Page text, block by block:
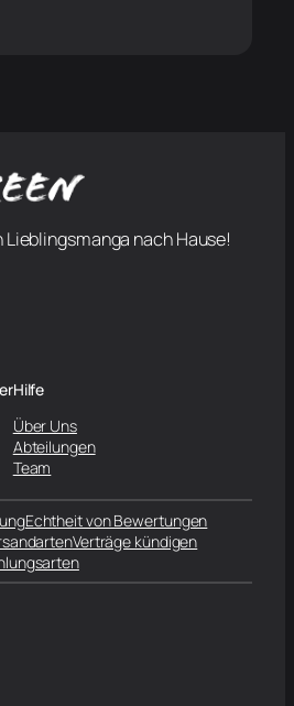
nach Hause!
Hilfe
Über Uns
Abteilungen
Team
Echtheit von Bewertungen
Verträge kündigen